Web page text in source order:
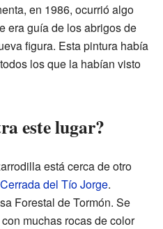
en 1986, ocurrió algo
era guía de los abrigos de
figura. Esta pintura había
los que la habían visto
este lugar?
está cerca de otro
del Tío Jorge.
Forestal de Tormón. Se
muchas rocas de color